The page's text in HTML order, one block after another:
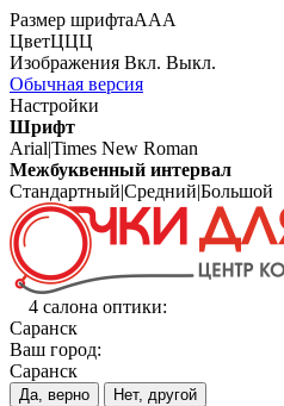
Размер шрифтаААА
ЦветЦЦЦ
Изображения Вкл. Выкл.
Обычная версия
Настройки
Шрифт
Arial|Times New Roman
Межбуквенный интервал
Стандартный|Средний|Большой
4 салона оптики:
Саранск
Ваш город:
Саранск
Да, верно Нет, другой